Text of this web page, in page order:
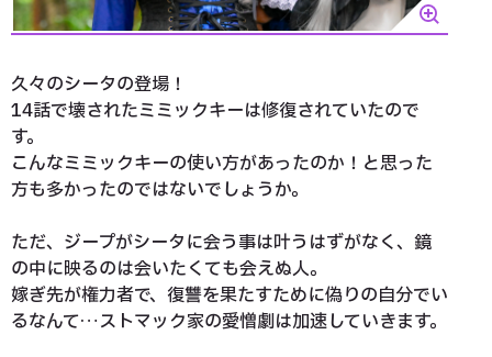
久々のシータの登場！
14話で壊されたミミックキーは修復されていたので
す。
こんなミミックキーの使い方があったのか！と思った
方も多かったのではないでしょうか。
ただ、ジープがシータに会う事は叶うはずがなく、鏡
の中に映るのは会いたくても会えぬ人。
嫁ぎ先が権力者で、復讐を果たすために偽りの自分でい
るなんて…ストマック家の愛憎劇は加速していきます。